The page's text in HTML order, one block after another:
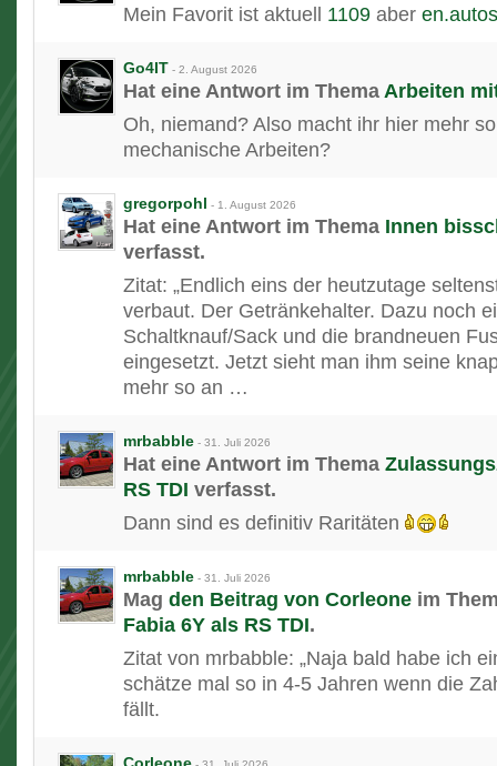
Mein Favorit ist aktuell 1109 aber
Go4IT - 2. August 2026
Hat eine Antwort im Thema Arbeiten
Oh, niemand? Also macht ihr hier mehr
mechanische Arbeiten?
gregorpohl - 1. August 2026
Hat eine Antwort im Thema Innen
verfasst.
Zitat: „​Endlich eins der heutzutage
verbaut. Der Getränkehalter. Dazu noch
Schaltknauf/Sack und die brandneuen
eingesetzt. Jetzt sieht man ihm seine
mehr so an …
mrbabble - 31. Juli 2026
Hat eine Antwort im Thema
RS TDI verfasst.
Dann sind es definitiv Raritäten
mrbabble - 31. Juli 2026
Mag den Beitrag von Corleone im
Fabia 6Y als RS TDI.
Zitat von mrbabble: „Naja bald habe ich
schätze mal so in 4-5 Jahren wenn die
fällt.